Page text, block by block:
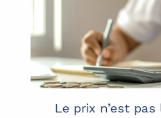
Le prix n’est